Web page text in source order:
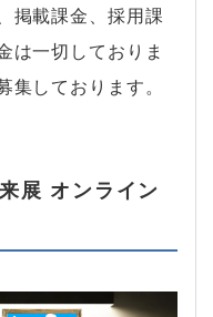
掲載課金、採用課
は一切しておりま
しております。
展 オンライン